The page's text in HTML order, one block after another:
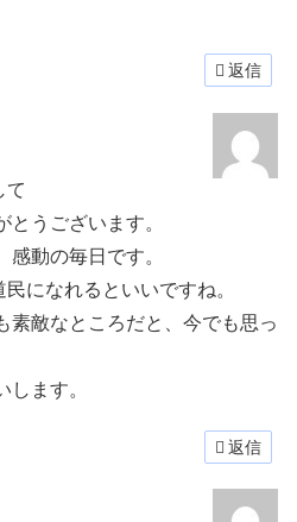
返信
て
うございます。
動の毎日です。
になれるといいですね。
素敵なところだと、今でも思っ
します。
返信